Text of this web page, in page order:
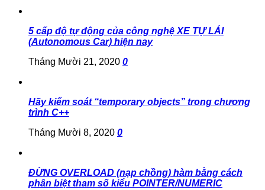
5 cấp độ tự động của công nghệ XE TỰ LÁI
(Autonomous Car) hiện nay
Tháng Mười 21, 2020 0
Hãy kiểm soát “temporary objects” trong chương
trình C++
Tháng Mười 8, 2020 0
ĐỪNG OVERLOAD (nạp chồng) hàm bằng cách
phân biệt tham số kiểu POINTER/NUMERIC